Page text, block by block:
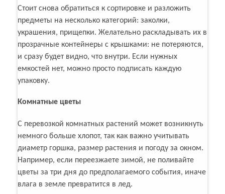
Стоит снова обратиться к сортировке и разложить
предметы на несколько категорий: заколки,
украшения, прищепки. Желательно раскладывать их в
прозрачные контейнеры с крышками: не потеряются,
и сразу будет видно, что внутри. Если нужных
емкостей нет, можно просто подписать каждую
упаковку.
Комнатные цветы
С перевозкой комнатных растений может возникнуть
немного больше хлопот, так как важно учитывать
диаметр горшка, размер растения и погоду за окном.
Например, если переезжаете зимой, не поливайте
цветы за три дня до предполагаемого события, иначе
влага в земле превратится в лед.